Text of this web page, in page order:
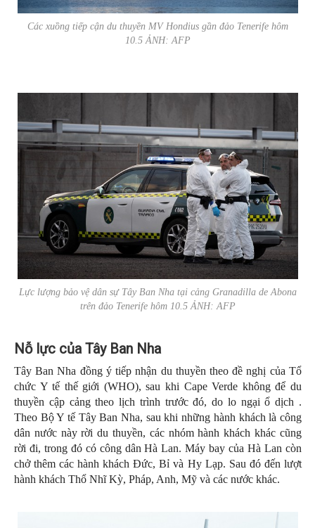
Các xuồng tiếp cận du thuyền MV Hondius gần đảo Tenerife hôm
10.5 ẢNH: AFP
Lực lượng bảo vệ dân sự Tây Ban Nha tại cảng Granadilla de Abona
trên đảo Tenerife hôm 10.5 ẢNH: AFP
Nỗ lực của Tây Ban Nha
Tây Ban Nha đồng ý tiếp nhận du thuyền theo đề nghị của Tổ
chức Y tế thế giới (WHO), sau khi Cape Verde không để du
thuyền cập cảng theo lịch trình trước đó, do lo ngại ổ dịch .
Theo Bộ Y tế Tây Ban Nha, sau khi những hành khách là công
dân nước này rời du thuyền, các nhóm hành khách khác cũng
rời đi, trong đó có công dân Hà Lan. Máy bay của Hà Lan còn
chở thêm các hành khách Đức, Bỉ và Hy Lạp. Sau đó đến lượt
hành khách Thổ Nhĩ Kỳ, Pháp, Anh, Mỹ và các nước khác.